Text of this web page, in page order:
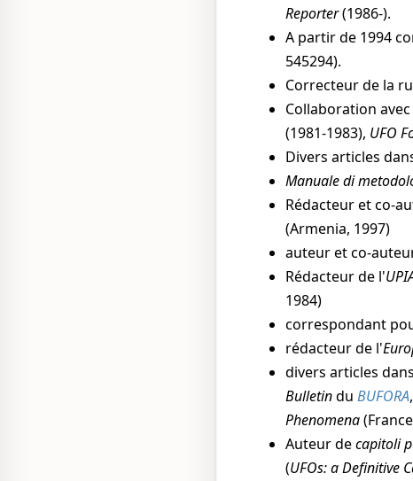
Reporter(1986-).
A partir de 1994
545294).
Correcteur de la
Collaboration
(1981-1983), UFO
Divers articles
Manuale di
Rédacteur et co-
(Armenia, 1997)
auteur et co-
Rédacteur de l'
1984)
correspondant
rédacteur de l'
divers articles
BulletinduBUFORA,
Phenomena
Auteur decapitoli
(UFOs: a Definitive